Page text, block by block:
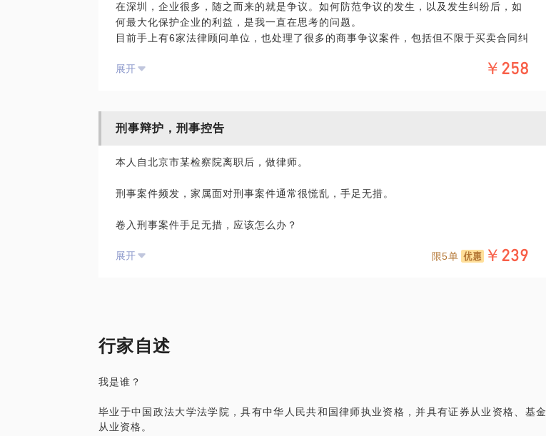
在深圳，企业很多，随之而来的就是争议。如何防范争议的发生，以及发生纠纷后，如
何最大化保护企业的利益，是我一直在思考的问题。
目前手上有6家法律顾问单位，也处理了很多的商事争议案件，包括但不限于买卖合同纠
希望在这里，能够帮助大家。
展开 ￥258
刑事辩护，刑事控告
本人自北京市某检察院离职后，做律师。
刑事案件频发，家属面对刑事案件通常很慌乱，手足无措。
卷入刑事案件手足无措，应该怎么办？
家人被刑拘，不清楚案件事实，应该怎么办？
我有4年北京某检察院反贪局工作经历，5年律师经验，专注刑事案件、商事案件。 我愿
02 根据案件特点量身制定辩护方案。
展开 限5单 ￥239
行家自述
我是谁？
毕业于中国政法大学法学院，具有中华人民共和国律师执业资格，并具有证券从业资格、基金
从业资格。